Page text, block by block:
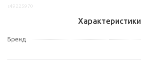
Характеристики
Бренд